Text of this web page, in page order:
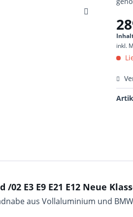
inkl.
E3 E9 E21 E12 Neue
aus Vollaluminium und